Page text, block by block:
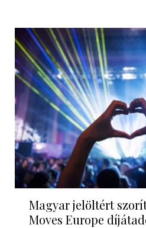
Magyar jelöltért
Moves Europe